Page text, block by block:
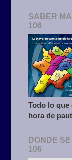
SABER
106
Todo lo que
hora de
DONDE
106